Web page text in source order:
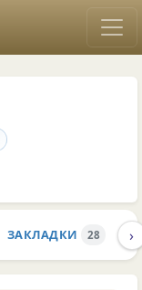
ЗАКЛАДКИ 28 ›